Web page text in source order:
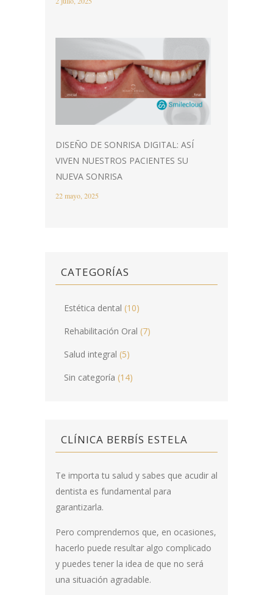
DISEÑO DE SONRISA DIGITAL: ASÍ
VIVEN NUESTROS PACIENTES SU
NUEVA SONRISA
22 mayo, 2025
CATEGORÍAS
Estética dental (10)
Rehabilitación Oral (7)
Salud integral (5)
Sin categoría (14)
CLÍNICA BERBÍS ESTELA
Te importa tu salud y sabes que acudir al
dentista es fundamental para
garantizarla.
Pero comprendemos que, en ocasiones,
hacerlo puede resultar algo complicado
y puedes tener la idea de que no será
una situación agradable.